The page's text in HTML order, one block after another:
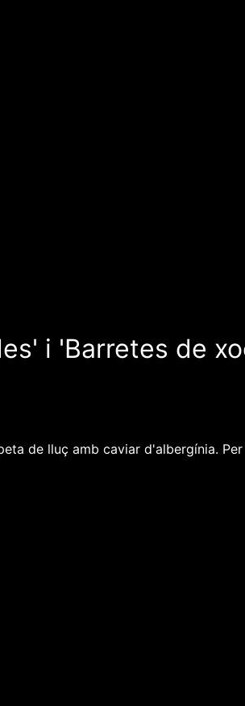
i 'Barretes de
de lluç amb caviar d'albergínia.